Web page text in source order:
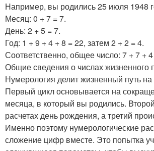
Например, вы родились 25 июля 1948
Месяц: 0 + 7 = 7.
День: 2 + 5 = 7.
Год: 1 + 9 + 4 + 8 = 22, затем 2 + 2 = 4.
Соответственно, общее число: 7 + 7 +
Общие сведения о числах жизненного
Нумерология делит жизненный путь на
Первый цикл основывается на
месяца, в который вы родились.
расчетах день рождения, а третий
Именно поэтому нумерологические
сложение цифр вместе. Это попытка